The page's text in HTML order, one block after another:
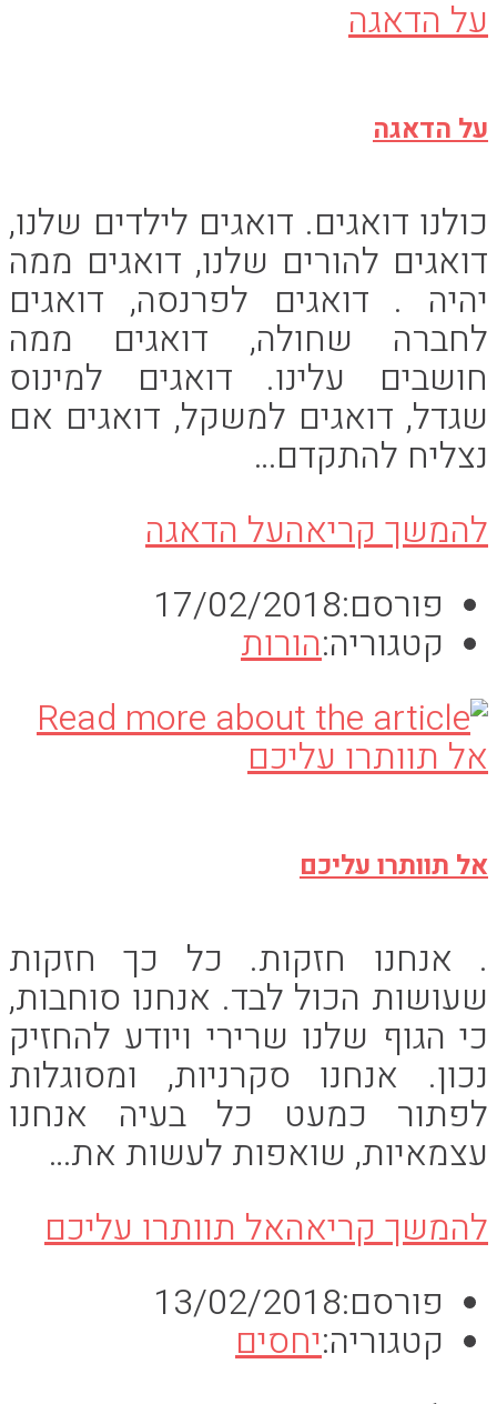
על הדאגה
כולנו דואגים. דואגים לילדים שלנו,
דואגים להורים שלנו, דואגים ממה
יהיה . דואגים לפרנסה, דואגים
לחברה שחולה, דואגים ממה
חושבים עלינו. דואגים למינוס
שגדל, דואגים למשקל, דואגים אם
נצליח להתקדם…
להמשך קריאהעל הדאגה
פורסם:17/02/2018
קטגוריה:הורות
אל תוותרו עליכם
. אנחנו חזקות. כל כך חזקות
שעושות הכול לבד. אנחנו סוחבות,
כי הגוף שלנו שרירי ויודע להחזיק
נכון. אנחנו סקרניות, ומסוגלות
לפתור כמעט כל בעיה אנחנו
עצמאיות, שואפות לעשות את…
להמשך קריאהאל תוותרו עליכם
פורסם:13/02/2018
קטגוריה:יחסים